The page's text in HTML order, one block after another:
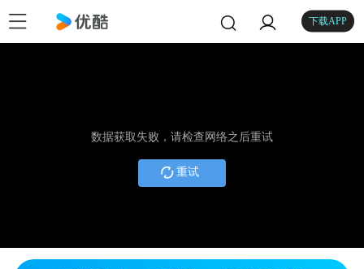
下载APP
数据获取失败，请检查网络之后重试
重试